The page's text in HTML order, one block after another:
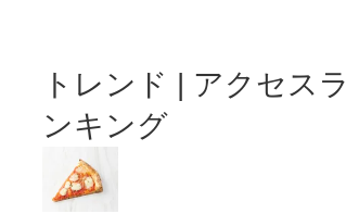
トレンド | アクセスラ
ンキング